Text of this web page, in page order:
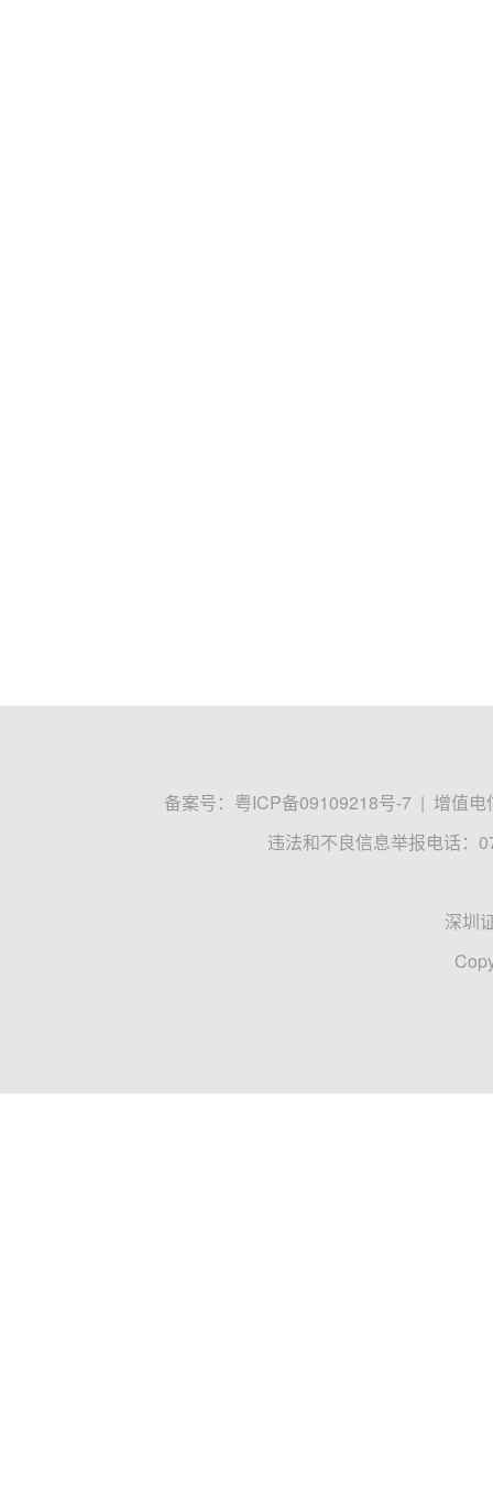
备案号： 粤ICP备09109218号-7 | 增值电
违法和不良信息举报电话：
深圳